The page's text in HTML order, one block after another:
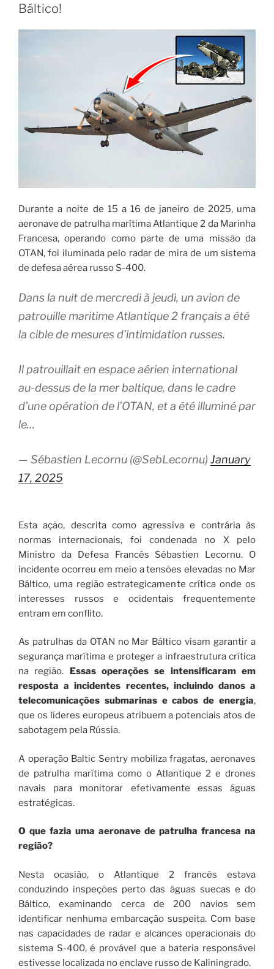
Báltico!
Durante a noite de 15 a 16 de janeiro de 2025, uma
aeronave de patrulha marítima Atlantique 2 da Marinha
Francesa, operando como parte de uma missão da
OTAN, foi iluminada pelo radar de mira de um sistema
de defesa aérea russo S-400.
Dans la nuit de mercredi à jeudi, un avion de
patrouille maritime Atlantique 2 français a été
la cible de mesures d’intimidation russes.
Il patrouillait en espace aérien international
au-dessus de la mer baltique, dans le cadre
d’une opération de l’OTAN, et a été illuminé par
le…
— Sébastien Lecornu (@SebLecornu) January
17, 2025
Esta ação, descrita como agressiva e contrária às
normas internacionais, foi condenada no X pelo
Ministro da Defesa Francês Sébastien Lecornu. O
incidente ocorreu em meio a tensões elevadas no Mar
Báltico, uma região estrategicamente crítica onde os
interesses russos e ocidentais frequentemente
entram em conflito.
As patrulhas da OTAN no Mar Báltico visam garantir a
segurança marítima e proteger a infraestrutura crítica
na região. Essas operações se intensificaram em
resposta a incidentes recentes, incluindo danos a
telecomunicações submarinas e cabos de energia,
que os líderes europeus atribuem a potenciais atos de
sabotagem pela Rússia.
A operação Baltic Sentry mobiliza fragatas, aeronaves
de patrulha marítima como o Atlantique 2 e drones
navais para monitorar efetivamente essas águas
estratégicas.
O que fazia uma aeronave de patrulha francesa na
região?
Nesta ocasião, o Atlantique 2 francês estava
conduzindo inspeções perto das águas suecas e do
Báltico, examinando cerca de 200 navios sem
identificar nenhuma embarcação suspeita. Com base
nas capacidades de radar e alcances operacionais do
sistema S-400, é provável que a bateria responsável
estivesse localizada no enclave russo de Kaliningrado.